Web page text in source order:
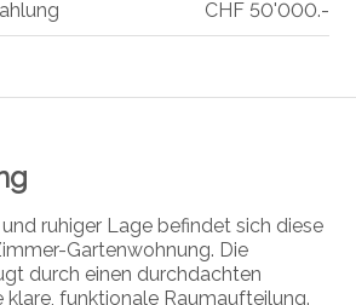
ruhiger Lage befindet sich diese
Gartenwohnung. Die
durch einen durchdachten
klare, funktionale Raumaufteilung.
CHF 50'000.-